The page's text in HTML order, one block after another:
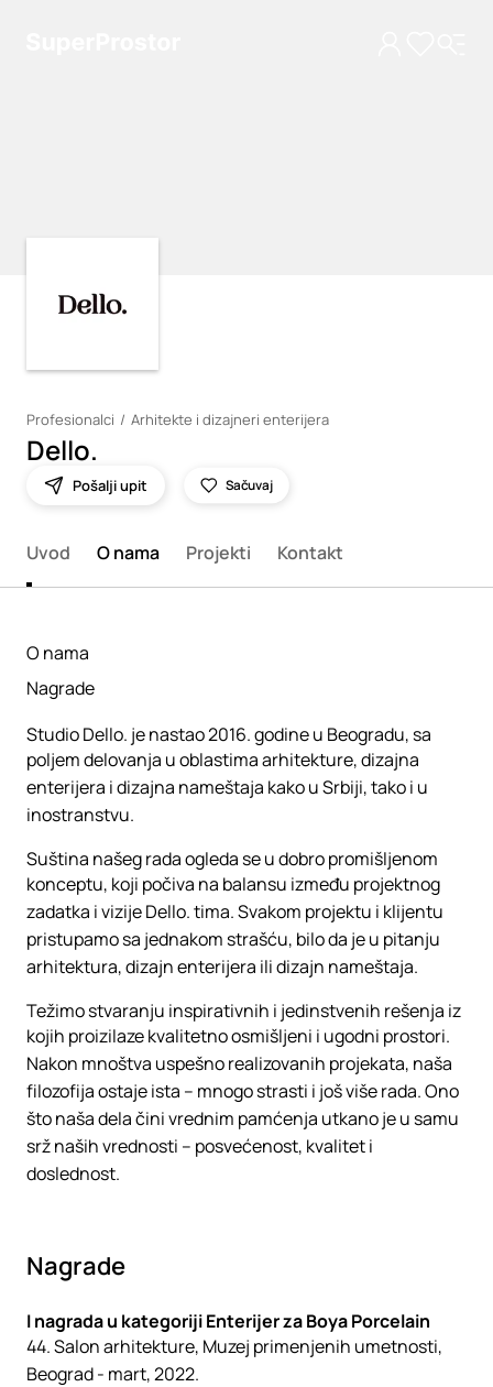
Profesionalci Arhitekte i dizajneri enterijera
Dello.
Pošalji upit Sačuvaj
Uvod O nama Projekti Kontakt
O nama
Nagrade
Studio Dello. je nastao 2016. godine u Beogradu, sa
poljem delovanja u oblastima arhitekture, dizajna
enterijera i dizajna nameštaja kako u Srbiji, tako i u
inostranstvu.
Suština našeg rada ogleda se u dobro promišljenom
konceptu, koji počiva na balansu između projektnog
zadatka i vizije Dello. tima. Svakom projektu i klijentu
pristupamo sa jednakom strašću, bilo da je u pitanju
arhitektura, dizajn enterijera ili dizajn nameštaja.
Težimo stvaranju inspirativnih i jedinstvenih rešenja iz
kojih proizilaze kvalitetno osmišljeni i ugodni prostori.
Nakon mnoštva uspešno realizovanih projekata, naša
filozofija ostaje ista – mnogo strasti i još više rada. Ono
što naša dela čini vrednim pamćenja utkano je u samu
srž naših vrednosti – posvećenost, kvalitet i
doslednost.
Nagrade
I nagrada u kategoriji Enterijer za Boya Porcelain
44. Salon arhitekture, Muzej primenjenih umetnosti,
Beograd - mart, 2022.